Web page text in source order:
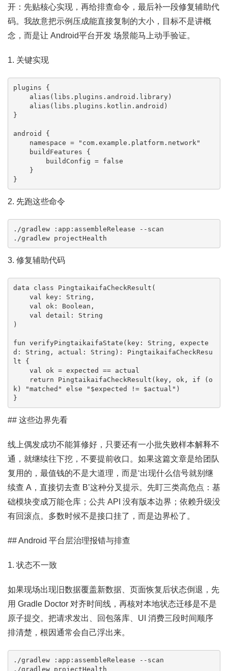
开：先贴核心实现，再给排查命令，最后补一段修复辅助代
码。我故意把示例压成能直接复制的大小，目标不是讲概
念，而是让 Android平台开发 场景能马上动手验证。
1. 关键实现
plugins {
}
android {
}
2. 先跑这些命令
./gradlew :app:assembleRelease --scan
./gradlew projectHealth
3. 修复辅助代码
data class PingtaikaifaCheckResult(
)
fun verifyPingtaikaifaState(key: String, expecte
d: String, actual: String): PingtaikaifaCheckResu
lt {
k) "matched" else "$expected != $actual")
}
## 这些边界先看
线上偶发成功不能算修好，只要还有一小批失败样本解释不
通，就继续往下挖，不要提前收口。如果这篇文章是给团队
复用的，最值钱的不是大道理，而是‘出现什么信号就别继
续查 A，直接切去查 B’这种分叉提示。先盯三类高危点：基
础模块变成万能仓库；公共 API 没有版本边界；依赖升级没
有回滚点。多数时候不是接口挂了，而是边界松了。
## Android 平台层治理报错与排查
1. 状态不一致
如果现场出现旧数据覆盖新数据、页面恢复后状态倒退，先
用 Gradle Doctor 对齐时间线，再核对本地状态迁移是不是
原子提交。把请求发出、回包落库、UI 消费三段时间顺序
排清楚，根因通常会自己浮出来。
./gradlew :app:assembleRelease --scan
./gradlew projectHealth